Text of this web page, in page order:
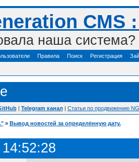
наша
Правила Поиск Регистрация
| Telegram канал| Статьи по продвижению
» Вывод новостей за определённую дату.